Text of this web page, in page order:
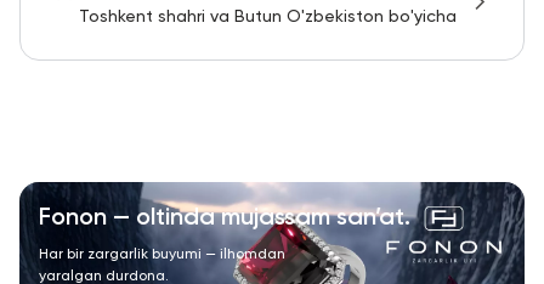
Toshkent shahri va Butun O'zbekiston bo'yicha
Fonon — oltinda mujassam san’at.
Har bir zargarlik buyumi — ilhomdan
yaralgan durdona.